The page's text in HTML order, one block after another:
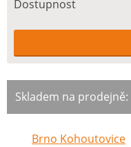
Dostupnost
Skladem na prodejně:
Brno Kohoutovice